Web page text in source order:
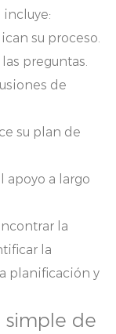
su proceso.
preguntas.
de
su plan de
apoyo a largo
la
la
planificación y
simple de